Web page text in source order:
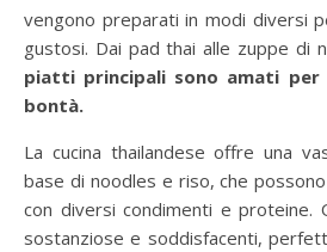
vengono preparati in modi diversi
gustosi. Dai pad thai alle zuppe di
piatti principali sono amati
bontà.
La cucina thailandese offre una
base di noodles e riso, che
con diversi condimenti e proteine.
sostanziose e soddisfacenti,